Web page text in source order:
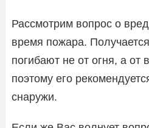
Рассмотрим вопрос о
время пожара.
погибают не от огня, а от
поэтому его
снаружи.